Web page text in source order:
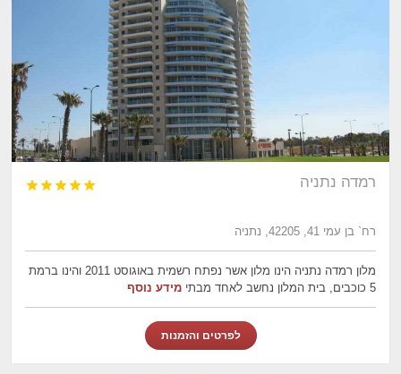
רמדה נתניה 




רח` בן עמי 41, 42205, נתניה
מלון רמדה נתניה הינו מלון אשר נפתח רשמית באוגוסט 2011 והינו ברמת
5 כוכבים, בית המלון נחשב לאחד מבתי
מידע נוסף
לפרטים והזמנות